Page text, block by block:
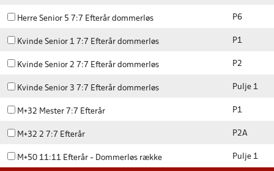
Herre Senior 5 7:7 Efterår dommerløs P6
Kvinde Senior 1 7:7 Efterår dommerløs P1
Kvinde Senior 2 7:7 Efterår dommerløs P2
Kvinde Senior 3 7:7 Efterår dommerløs Pulje 1
M+32 Mester 7:7 Efterår P1
M+32 2 7:7 Efterår P2A
M+50 11:11 Efterår - Dommerløs række Pulje 1